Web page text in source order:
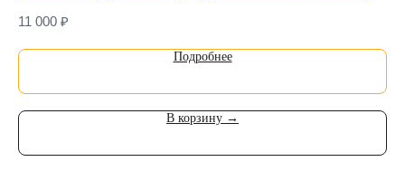
(Qi2)
11 000 ₽
Подробнее
В корзину →